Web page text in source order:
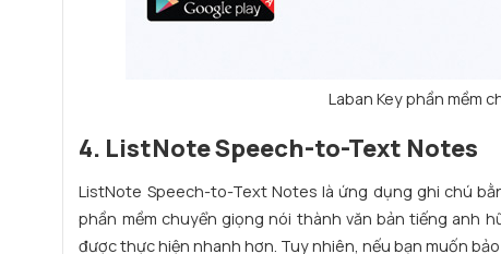
Laban Key phần mềm
4. ListNote Speech-to-Text Notes
ListNote Speech-to-Text Notes là ứng dụng ghi chú
phần mềm chuyển giọng nói thành văn bản tiếng anh
được thực hiện nhanh hơn. Tuy nhiên, nếu bạn muốn